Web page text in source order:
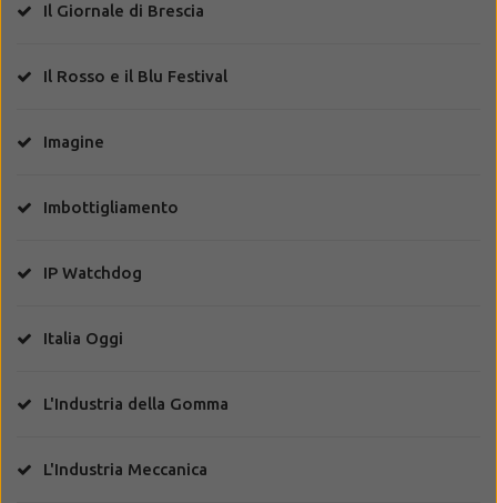
Il Giornale di Brescia
Il Rosso e il Blu Festival
Imagine
Imbottigliamento
IP Watchdog
Italia Oggi
L'Industria della Gomma
L'Industria Meccanica